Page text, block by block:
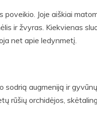
Joje aiškiai
ir žvyras. Kiekvienas
net apie ledynmetį.
sodrią augmeniją ir
rūšių orchidėjos,